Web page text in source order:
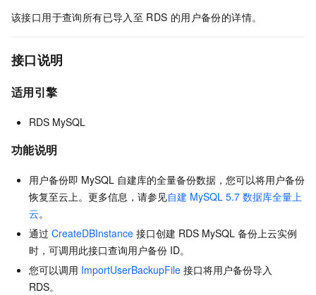
该接口用于查询所有已导入至 RDS 的用户备份的详情。
接口说明
适用引擎
RDS MySQL
功能说明
用户备份即 MySQL 自建库的全量备份数据，您可以将用户备份
恢复至云上。更多信息，请参见自建 MySQL 5.7 数据库全量上
云。
通过 CreateDBInstance 接口创建 RDS MySQL 备份上云实例
时，可调用此接口查询用户备份 ID。
您可以调用 ImportUserBackupFile 接口将用户备份导入
RDS。